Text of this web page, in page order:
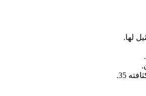
لها.
35.